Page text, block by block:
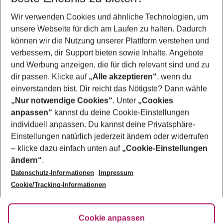
2 Erwachsene Keine Kinder
Mehr Filter anzeigen
Footer
Footer navigation
Über uns
AGB
Bestpreisgarantie
Cookie-Einstellungen ändern
Cookie-Richtlinie
Agenturbetreuung
Barrierefreies Reisen
FAQ
HanseMerkur Reiseversicherung
Folge uns
Wir verwenden Cookies und ähnliche Technologien, um
unsere Webseite für dich am Laufen zu halten. Dadurch
können wir die Nutzung unserer Plattform verstehen und
verbessern, dir Support bieten sowie Inhalte, Angebote
und Werbung anzeigen, die für dich relevant sind und zu
dir passen. Klicke auf „Alle akzeptieren“, wenn du
einverstanden bist. Dir reicht das Nötigste? Dann wähle
„Nur notwendige Cookies“. Unter „Cookies
anpassen“ kannst du deine Cookie-Einstellungen
individuell anpassen. Du kannst deine Privatsphäre-
Einstellungen natürlich jederzeit ändern oder widerrufen
– klicke dazu einfach unten auf „Cookie-Einstellungen
ändern“.
Datenschutz-Informationen
Impressum
Cookie/Tracking-Informationen
Cookie anpassen